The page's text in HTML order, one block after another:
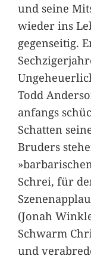
und seine
wieder ins
gegenseitig.
Todd
anfangs
Schatten
Bruders
Schrei, für
(Jonah
Schwarm
und